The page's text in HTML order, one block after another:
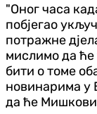
"Оног часа
побјегао
потражне
мислимо да ће
бити о томе
новинарима у
да ће